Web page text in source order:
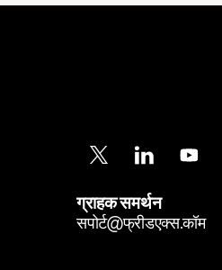
ग्राहक समर्थन
सपोर्ट@फ्रीडएक्स.कॉम